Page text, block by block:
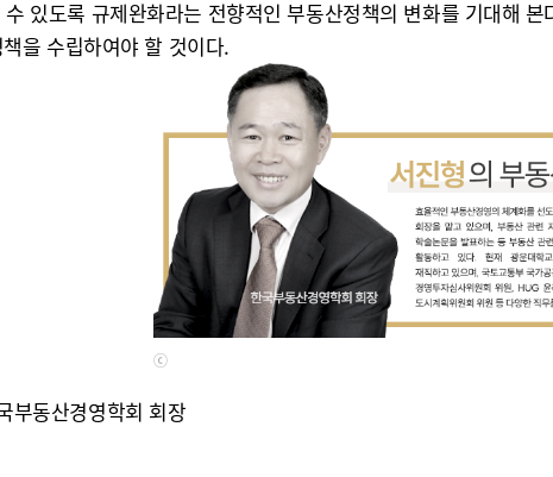
있도록 규제완화라는 전향적인 부동산정책의 변화를 기대해
을 수립하여야 할 것이다.
ⓒ
부동산경영학회 회장